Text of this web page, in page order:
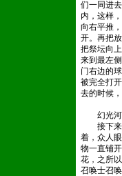
们一同进
内，这样
向右平推
开。再把
把祭坛向
来到最左
门右边的
被完全打
去的时候
幻光河
接下来一
着，众人
物一直铺
花，之所
召唤士召